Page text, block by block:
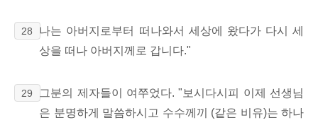
28
나는 아버지로부터 떠나와서 세상에 왔다가 다시 세
상을 떠나 아버지께로 갑니다."
29
그분의 제자들이 여쭈었다. "보시다시피 이제 선생님
은 분명하게 말씀하시고 수수께끼 (같은 비유)는 하나